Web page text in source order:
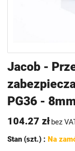
Jacob -
PG36 -
104.27 zł bez
Stan (szt.) : Na
na
początek
galerii